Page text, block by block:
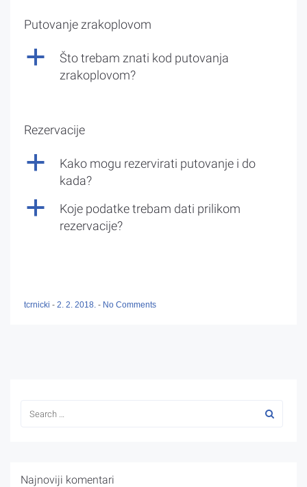
Putovanje zrakoplovom
a
Što trebam znati kod putovanja
zrakoplovom?
Rezervacije
a
Kako mogu rezervirati putovanje i do
kada?
a
Koje podatke trebam dati prilikom
rezervacije?
tcrnicki - 2. 2. 2018. - No Comments
Najnoviji komentari